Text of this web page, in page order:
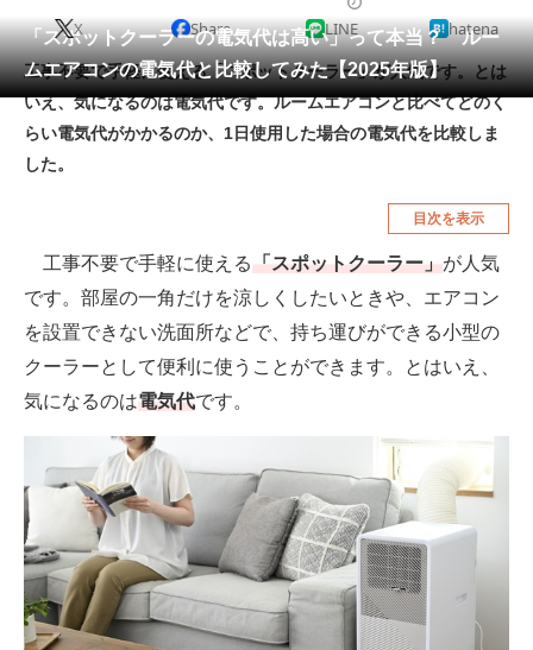
ペット 家電
工具・DIY 本・DVD・CD
生活家電 生活用品
空調・季節家電
釣り具・釣り用品 食品・飲料・お酒
メディア
ITの今と未来を見通す
スマホと通信の最新トレンド
進化するPCとデバイスの未来
好きが集まる 比べて選べる
「スポットクーラーの電気代は高い」って本当？ ルー
ムエアコンの電気代と比較してみた【2025年版】
X Share LINE hatena
工事不要で手軽に使える「スポットクーラー」が人気です。とは
いえ、気になるのは電気代です。ルームエアコンと比べてどのく
らい電気代がかかるのか、1日使用した場合の電気代を比較しま
した。
目次を表示
工事不要で手軽に使える「スポットクーラー」が人気
です。部屋の一角だけを涼しくしたいときや、エアコン
を設置できない洗面所などで、持ち運びができる小型の
クーラーとして便利に使うことができます。とはいえ、
気になるのは電気代です。